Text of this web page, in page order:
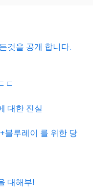
것을 공개 합니다.
ㄷ
대한 진실
블루레이 를 위한 당
대해부!